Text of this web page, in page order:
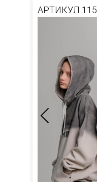
АРТИКУЛ 115